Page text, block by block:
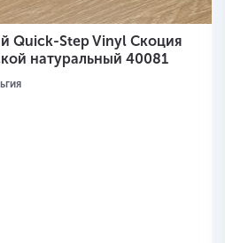
Quick-Step Vinyl Скоция
натуральный 40081